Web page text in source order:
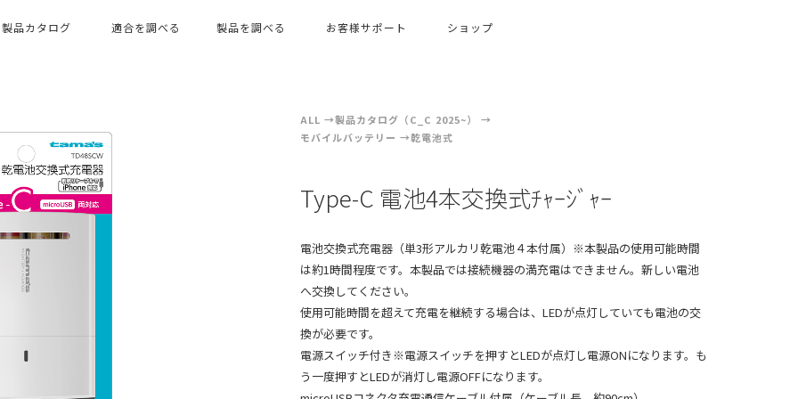
製品カタログ 適合を調べる 製品を調べる お客様サポート ショップ
ALL
製品カタログ（C_C 2025~）
モバイルバッテリー
乾電池式
Type-C 電池4本交換式ﾁｬｰｼﾞｬｰ
電池交換式充電器（単3形アルカリ乾電池４本付属）※本製品の使用可能時間
は約1時間程度です。本製品では接続機器の満充電はできません。新しい電池
へ交換してください。
使用可能時間を超えて充電を継続する場合は、LEDが点灯していても電池の交
換が必要です。
電源スイッチ付き※電源スイッチを押すとLEDが点灯し電源ONになります。も
う一度押すとLEDが消灯し電源OFFになります。